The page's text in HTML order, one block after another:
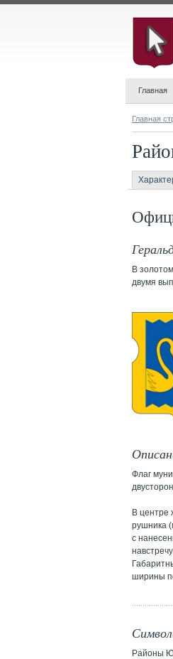
Главная
Главная
В
двумя
Флаг
В центре
рушника
с
ширины
Районы